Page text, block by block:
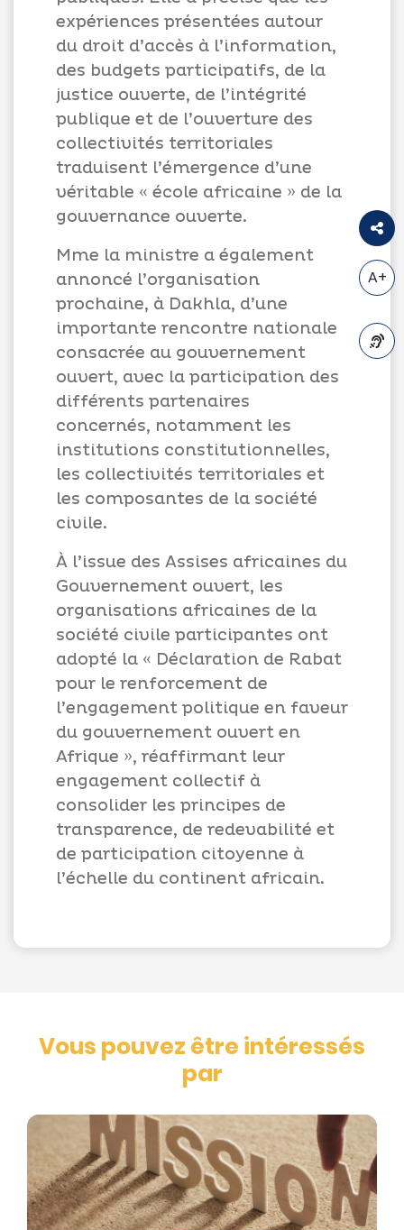
expériences présentées autour
du droit d’accès à l’information,
des budgets participatifs, de la
justice ouverte, de l’intégrité
publique et de l’ouverture des
collectivités territoriales
traduisent l’émergence d’une
véritable « école africaine » de la
gouvernance ouverte.
Mme la ministre a également
annoncé l’organisation
prochaine, à Dakhla, d’une
importante rencontre nationale
consacrée au gouvernement
ouvert, avec la participation des
différents partenaires
concernés, notamment les
institutions constitutionnelles,
les collectivités territoriales et
les composantes de la société
civile.
À l’issue des Assises africaines du
Gouvernement ouvert, les
organisations africaines de la
société civile participantes ont
adopté la « Déclaration de Rabat
pour le renforcement de
l’engagement politique en faveur
du gouvernement ouvert en
Afrique », réaffirmant leur
engagement collectif à
consolider les principes de
transparence, de redevabilité et
de participation citoyenne à
l’échelle du continent africain.
A+
Vous pouvez être intéressés
par